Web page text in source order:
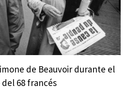
de Beauvoir durante el
del 68 francés